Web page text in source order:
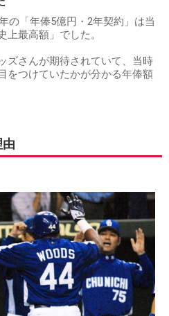
の「年俸5億円・2年契約」は当
上最高額」でした。
ズさんが期待されていて、当時
をつけていたかが分かる年俸額